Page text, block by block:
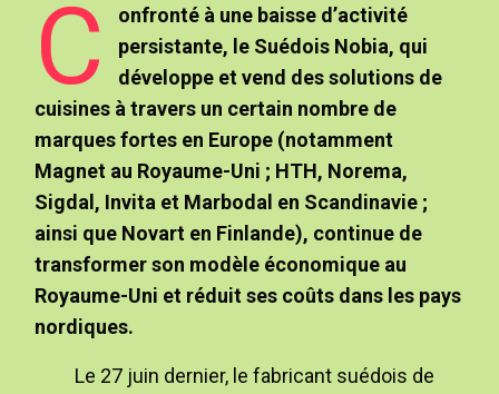
C
onfronté à une baisse d’activité
persistante, le Suédois Nobia, qui
développe et vend des solutions de
cuisines à travers un certain nombre de
marques fortes en Europe (notamment
Magnet au Royaume-Uni ; HTH, Norema,
Sigdal, Invita et Marbodal en Scandinavie ;
ainsi que Novart en Finlande), continue de
transformer son modèle économique au
Royaume-Uni et réduit ses coûts dans les pays
nordiques.
Le 27 juin dernier, le fabricant suédois de